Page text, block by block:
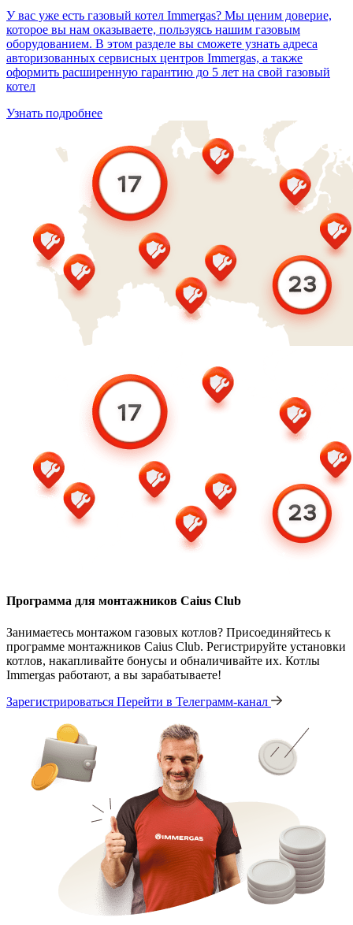
У вас уже есть газовый котел Immergas? Мы ценим доверие,
которое вы нам оказываете, пользуясь нашим газовым
оборудованием. В этом разделе вы сможете узнать адреса
авторизованных сервисных центров Immergas, а также
оформить расширенную гарантию до 5 лет на свой газовый
котел
Узнать подробнее
Программа для монтажников Caius Club
Занимаетесь монтажом газовых котлов? Присоединяйтесь к
программе монтажников Caius Club. Регистрируйте установки
котлов, накапливайте бонусы и обналичивайте их. Котлы
Immergas работают, а вы зарабатываете!
Зарегистрироваться Перейти в Телеграмм-канал